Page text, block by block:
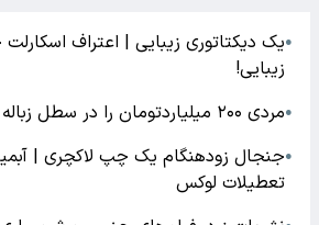
●یک دیکتاتوری زیبایی | اعتراف
زیبایی!
●مردی ۲۰۰ میلیاردتومان را در سطل زباله انداخت!
●جنجال زودهنگام یک چپ لاکچری |
تعطیلات لوکس